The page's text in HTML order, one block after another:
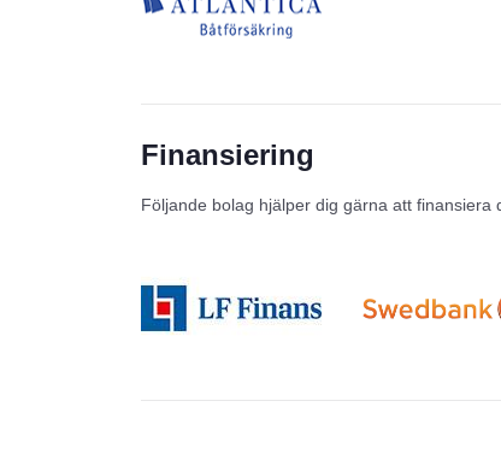
Finansiering
Följande bolag hjälper dig gärna att finansiera